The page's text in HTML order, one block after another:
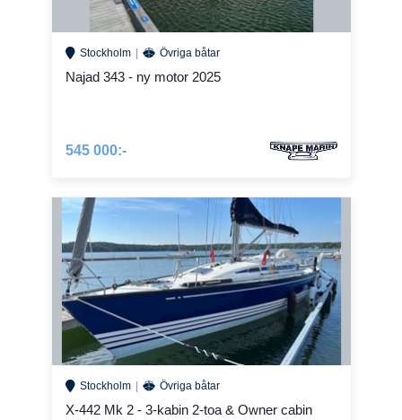
Stockholm Övriga båtar
Najad 343 - ny motor 2025
545 000:-
Stockholm Övriga båtar
X-442 Mk 2 - 3-kabin 2-toa & Owner cabin